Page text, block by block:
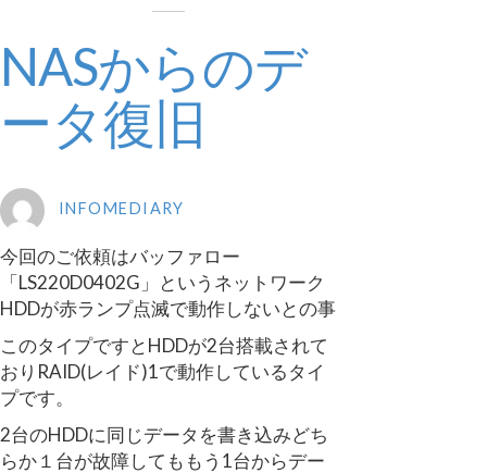
NASからのデ
ータ復旧
INFOMEDIARY
今回のご依頼はバッファロー
「LS220D0402G」というネットワーク
HDDが赤ランプ点滅で動作しないとの事
このタイプですとHDDが2台搭載されて
おりRAID(レイド)1で動作しているタイ
プです。
2台のHDDに同じデータを書き込みどち
らか１台が故障してももう1台からデー